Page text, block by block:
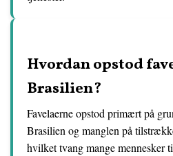
Hvordan opstod
Brasilien?
Favelaerne opstod primært på
Brasilien og manglen på
hvilket tvang mange mennesker